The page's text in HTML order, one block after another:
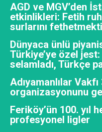
AGD ve MGV’den
etkinlikleri: Fetih
surlarını
Dünyaca ünlü
Türkiye’ye özel
selamladı, Türkçe
Adıyamanlılar
organizasyonunu
Feriköy’ün 100. yıl
profesyonel ligler